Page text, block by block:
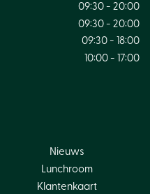
09:30 - 20:00
09:30 - 20:00
09:30 - 18:00
10:00 - 17:00
Nieuws
Lunchroom
Klantenkaart